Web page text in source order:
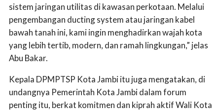
sistem jaringan utilitas di kawasan perkotaan. Melalui
pengembangan ducting system atau jaringan kabel
bawah tanah ini, kami ingin menghadirkan wajah kota
yang lebih tertib, modern, dan ramah lingkungan,” jelas
Abu Bakar.
Kepala DPMPTSP Kota Jambi itu juga mengatakan, di
undangnya Pemerintah Kota Jambi dalam forum
penting itu, berkat komitmen dan kiprah aktif Wali Kota